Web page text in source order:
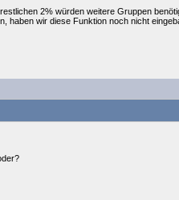
2% würden weitere Gruppen
haben wir diese Funktion noch nicht